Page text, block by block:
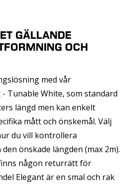
GÄLLANDE
OCH
med vår
Tunable White, som standard
längd men kan enkelt
mått och önskemål. Välj
du vill kontrollera
önskade längden (max 2m).
någon returrätt för
Elegant är en smal och rak